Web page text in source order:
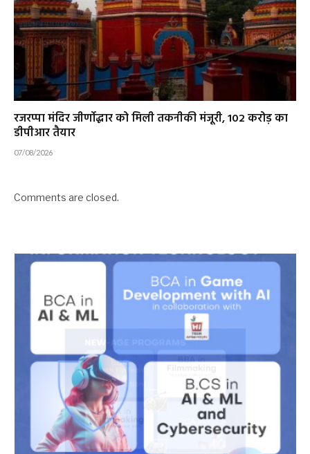
रजरप्पा मंदिर जीर्णोद्धार को मिली तकनीकी मंजूरी, 102 करोड़ का
डीपीआर तैयार
07/08/2026
Comments are closed.